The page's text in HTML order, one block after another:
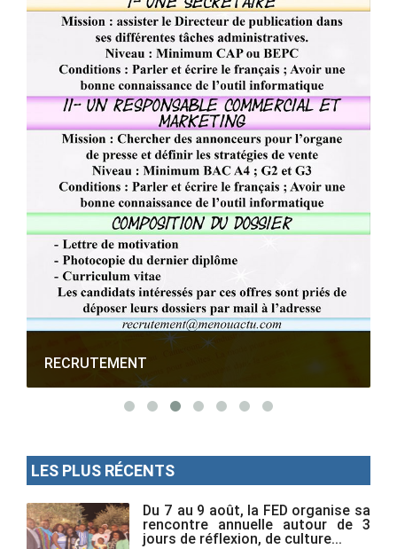
RECRUTEMENT
LES PLUS RÉCENTS
Du 7 au 9 août, la FED organise sa
rencontre annuelle autour de 3
jours de réflexion, de culture...